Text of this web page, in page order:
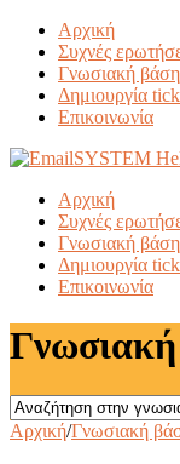
Αρχική
Συχνές
Γνωσιακή βάση
Δημιουργία
Επικοινωνία
Αρχική
Συχνές
Γνωσιακή βάση
Δημιουργία
Επικοινωνία
Αρχική/Γνωσιακή